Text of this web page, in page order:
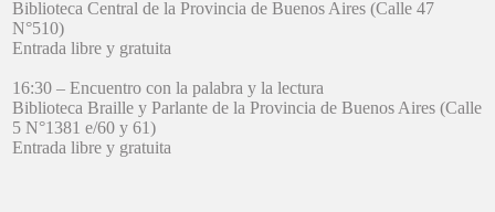
Biblioteca Central de la Provincia de Buenos Aires (Calle 47
N°510)
Entrada libre y gratuita
16:30 – Encuentro con la palabra y la lectura
Biblioteca Braille y Parlante de la Provincia de Buenos Aires (Calle
5 N°1381 e/60 y 61)
Entrada libre y gratuita